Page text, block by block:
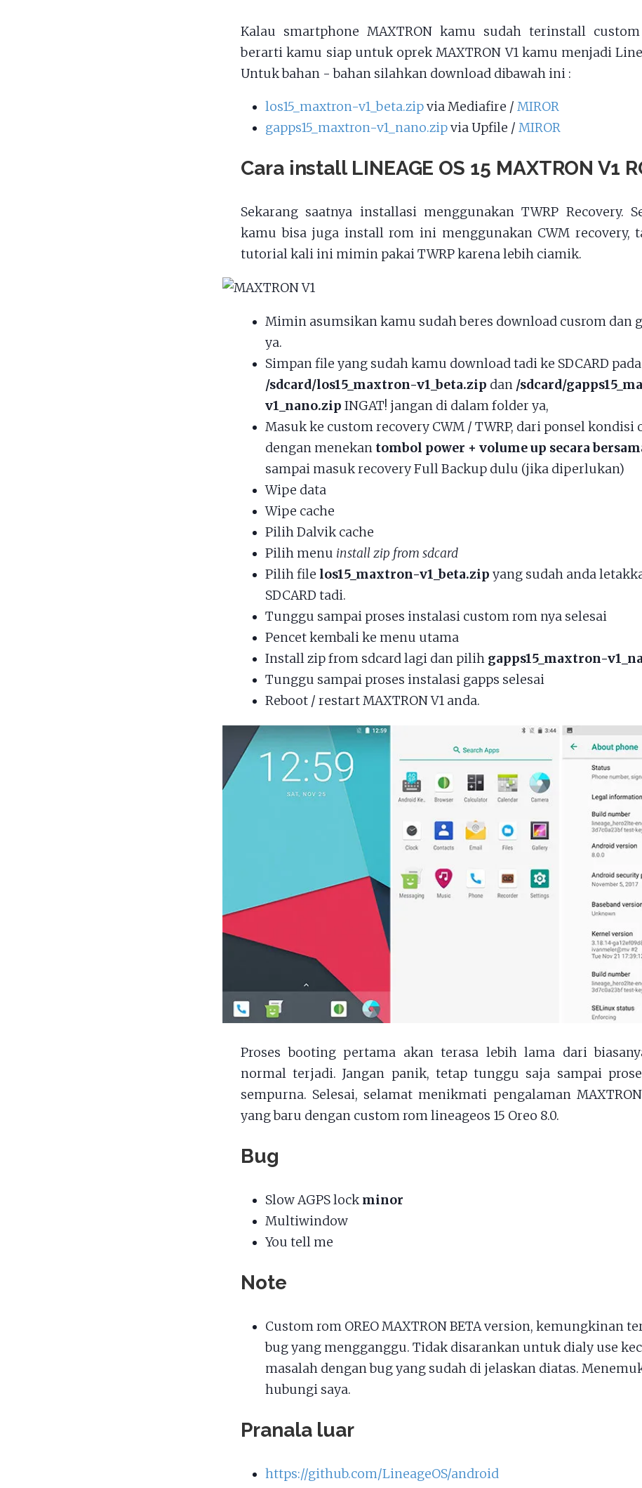
Kalau smartphone MAXTRON kamu sudah terinstall custom
berarti kamu siap untuk oprek MAXTRON V1 kamu menjadi
Untuk bahan - bahan silahkan download dibawah ini :
los15_maxtron-v1_beta.zipvia Mediafire /MIROR
gapps15_maxtron-v1_nano.zipvia Upfile /MIROR
Cara install LINEAGE OS 15 MAXTRON V1
Sekarang saatnya installasi menggunakan TWRP Recovery.
kamu bisa juga install rom ini menggunakan CWM recovery,
tutorial kali ini mimin pakai TWRP karena lebih ciamik.
Mimin asumsikan kamu sudah beres download cusrom dan
ya.
Simpan file yang sudah kamu download tadi ke SDCARD
/sdcard/los15_maxtron-v1_beta.zip dan /sdcard/
v1_nano.zip INGAT! jangan di dalam folder ya,
Masuk ke custom recovery CWM / TWRP, dari ponsel kondisi
dengan menekan tombol power + volume up secara
sampai masuk recovery Full Backup dulu (jika diperlukan)
Wipe data
Wipe cache
Pilih Dalvik cache
Pilih menu install zip from sdcard
Pilih file los15_maxtron-v1_beta.zip yang sudah anda
SDCARD tadi.
Tunggu sampai proses instalasi custom rom nya selesai
Pencet kembali ke menu utama
Install zip from sdcard lagi dan pilih gapps15_maxtron-
Tunggu sampai proses instalasi gapps selesai
Reboot / restart MAXTRON V1 anda.
Proses booting pertama akan terasa lebih lama dari
normal terjadi. Jangan panik, tetap tunggu saja sampai
sempurna. Selesai, selamat menikmati pengalaman
yang baru dengan custom rom lineageos 15 Oreo 8.0.
Bug
Slow AGPS lockminor
Multiwindow
You tell me
Note
Custom rom OREO MAXTRON BETA version, kemungkinan
bug yang mengganggu. Tidak disarankan untuk dialy use
masalah dengan bug yang sudah di jelaskan diatas.
hubungi saya.
Pranala luar
https://github.com/LineageOS/android